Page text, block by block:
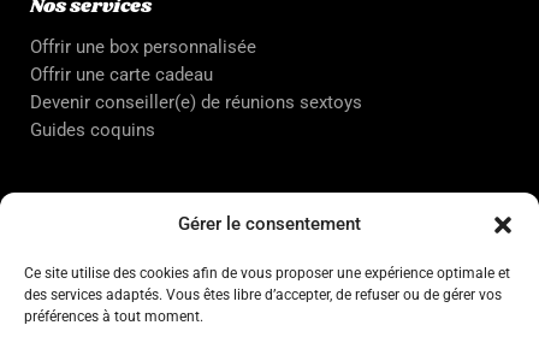
Gérer le consentement
Ce site utilise des cookies afin de vous proposer une expérience optimale et
des services adaptés. Vous êtes libre d’accepter, de refuser ou de gérer vos
préférences à tout moment.
Nos services
Offrir une box personnalisée
Offrir une carte cadeau
Devenir conseiller(e) de réunions sextoys
Guides coquins
CGV
Blog